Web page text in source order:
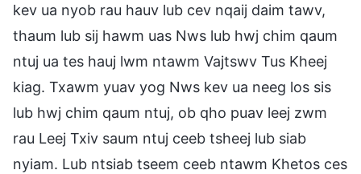
kev ua nyob rau hauv lub cev nqaij daim tawv,
thaum lub sij hawm uas Nws lub hwj chim qaum
ntuj ua tes hauj lwm ntawm Vajtswv Tus Kheej
kiag. Txawm yuav yog Nws kev ua neeg los sis
lub hwj chim qaum ntuj, ob qho puav leej zwm
rau Leej Txiv saum ntuj ceeb tsheej lub siab
nyiam. Lub ntsiab tseem ceeb ntawm Khetos ces